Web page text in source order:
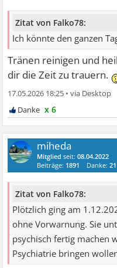
Zitat von Falko78:
Ich könnte den ganzen
Tränen reinigen und
dir die Zeit zu trauern.
17.05.2026 18:25 •
x 6
miheda
Mitglied seit:08.04.2022
Beiträge: 1891 Danke:
Zitat von Falko78:
Plötzlich ging am
ohne Vorwarnung. Sie
psychisch fertig machen
Psychiatrie bringen